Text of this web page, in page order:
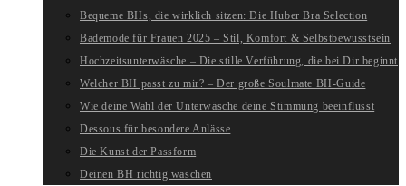
Bequeme BHs, die wirklich sitzen: Die Huber Bra Selection
Bademode für Frauen 2025 – Stil, Komfort & Selbstbewusstsein
Hochzeitsunterwäsche – Die stille Verführung, die bei Dir beginnt
Welcher BH passt zu mir? – Der große Soulmate BH-Guide
Wie deine Wahl der Unterwäsche deine Stimmung beeinflusst
Dessous für besondere Anlässe
Die Kunst der Passform
Deinen BH richtig waschen